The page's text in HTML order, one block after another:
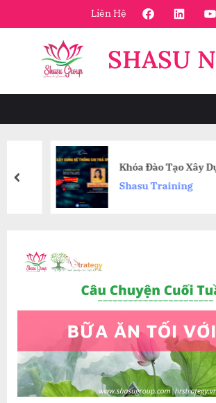
to
Liên Hệ FaceBookLinkedin
SHASU
Khóa Đào Tạo Xây Dựng
Shasu Training
prev